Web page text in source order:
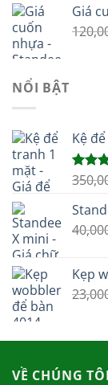
Giá
NỔI BẬT
Kệ
Được
5 sao
Kẹp
VỀ CHÚNG TÔI